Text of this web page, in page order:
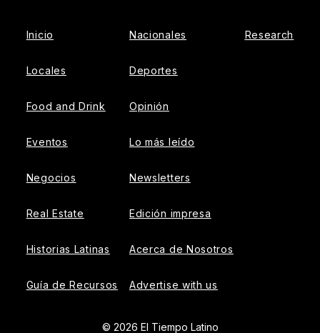
Inicio
Locales
Food and Drink
Eventos
Negocios
Real Estate
Historias Latinas
Guía de Recursos
Nacionales
Deportes
Opinión
Lo más leído
Newsletters
Edición impresa
Acerca de Nosotros
Advertise with us
Research
© 2026 El Tiempo Latino